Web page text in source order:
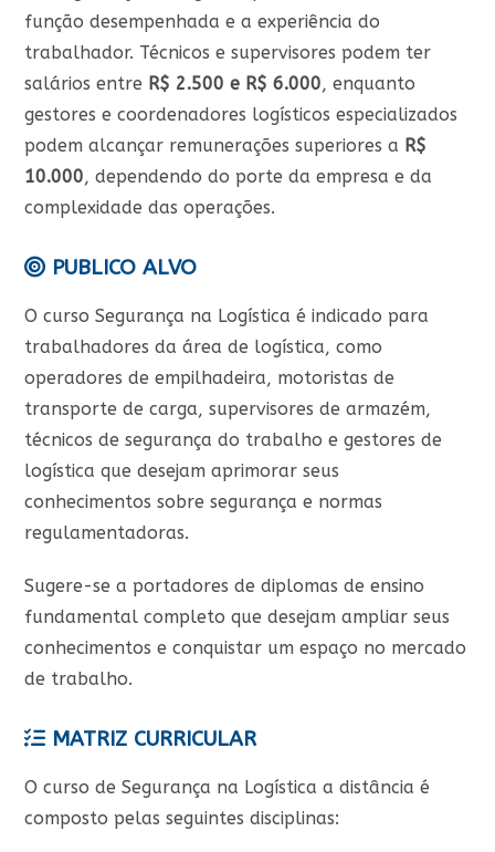
função desempenhada e a experiência do
trabalhador. Técnicos e supervisores podem ter
salários entre R$ 2.500 e R$ 6.000, enquanto
gestores e coordenadores logísticos especializados
podem alcançar remunerações superiores a R$
10.000, dependendo do porte da empresa e da
complexidade das operações.
PUBLICO ALVO
O curso Segurança na Logística é indicado para
trabalhadores da área de logística, como
operadores de empilhadeira, motoristas de
transporte de carga, supervisores de armazém,
técnicos de segurança do trabalho e gestores de
logística que desejam aprimorar seus
conhecimentos sobre segurança e normas
regulamentadoras.
Sugere-se a portadores de diplomas de ensino
fundamental completo que desejam ampliar seus
conhecimentos e conquistar um espaço no mercado
de trabalho.
MATRIZ CURRICULAR
O curso de Segurança na Logística a distância é
composto pelas seguintes disciplinas: